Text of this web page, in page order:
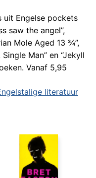
uit Engelse pockets
saw the angel”,
Mole Aged 13 ¾”,
Man” en “Jekyll
Vanaf 5,95
literatuur